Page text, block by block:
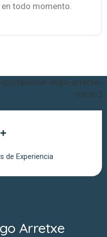
todo momento.
+
de Experiencia
Arretxe